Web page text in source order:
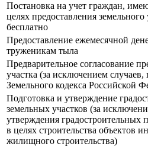
Постановка на учет граждан,
целях предоставления земельного
бесплатно
Предоставление ежемесячной
труженикам тыла
Предварительное согласование
участка (за исключением
Земельного кодекса Российской
Подготовка и утверждение
земельных участков (за
утверждения градостроительных
в целях строительства объектов
жилищного строительства)